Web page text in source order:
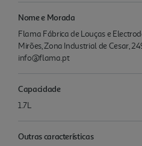
Nome e Morada
Flama Fábrica de Louças e
Mirões, Zona Industrial de Cesar,
info@flama.pt
Capacidade
1.7L
Outras características